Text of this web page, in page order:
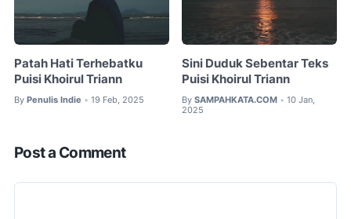
Patah Hati Terhebatku
Puisi Khoirul Triann
By Penulis Indie • 19 Feb, 2025
Sini Duduk Sebentar Teks
Puisi Khoirul Triann
By SAMPAHKATA.COM • 10 Jan,
2025
Post a Comment